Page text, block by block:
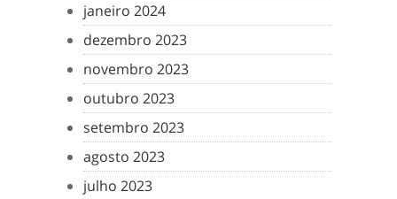
janeiro 2024
dezembro 2023
novembro 2023
outubro 2023
setembro 2023
agosto 2023
julho 2023